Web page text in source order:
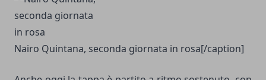
Nairo Quintana, seconda giornata in rosa[/caption]